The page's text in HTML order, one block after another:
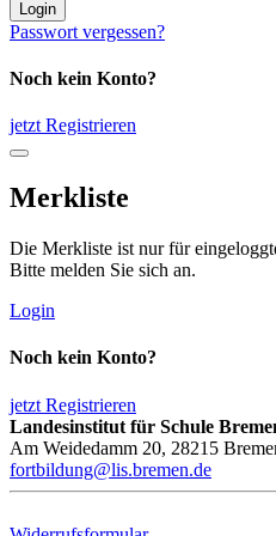
Login
Passwort vergessen?
Noch kein Konto?
jetzt Registrieren
Merkliste
Die Merkliste ist nur für
Bitte melden Sie sich an.
Login
Noch kein Konto?
jetzt Registrieren
Landesinstitut für Schule
Am Weidedamm 20, 28215
fortbildung@lis.bremen.de